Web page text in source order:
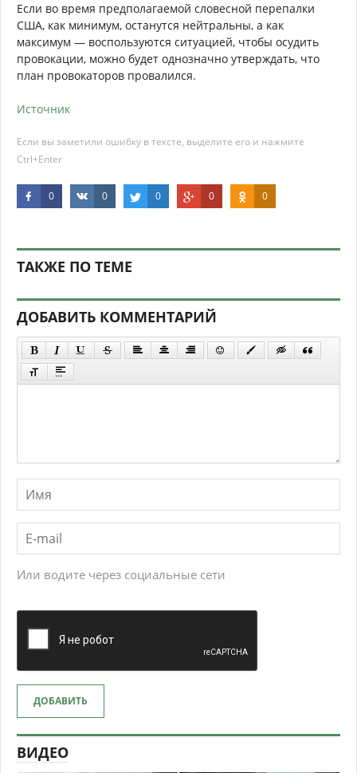
Если во время предполагаемой словесной перепалки
США, как минимум, останутся нейтральны, а как
максимум — воспользуются ситуацией, чтобы осудить
провокации, можно будет однозначно утверждать, что
план провокаторов провалился.
Источник
Если вы заметили ошибку в тексте, выделите его и нажмите
Ctrl+Enter
0 0 0 0 0
ТАКЖЕ ПО ТЕМЕ
ДОБАВИТЬ КОММЕНТАРИЙ
Или водите через социальные сети
ДОБАВИТЬ
ВИДЕО